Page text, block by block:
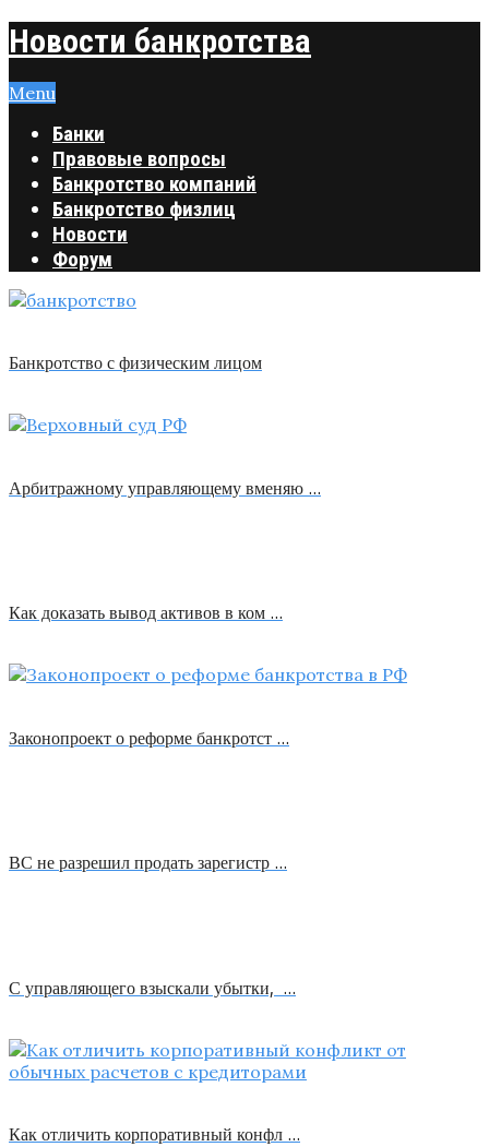
Новости банкротства
Menu
Банки
Правовые вопросы
Банкротство компаний
Банкротство физлиц
Новости
Форум
Банкротство с физическим лицом
Арбитражному управляющему вменяю …
Как доказать вывод активов в ком …
Законопроект о реформе банкротст …
ВС не разрешил продать зарегистр …
С управляющего взыскали убытки, …
Как отличить корпоративный конфл …